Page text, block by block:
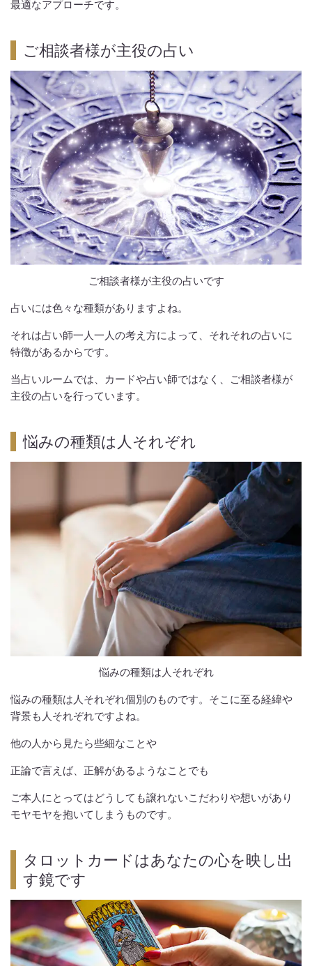
最適なアプローチです。
ご相談者様が主役の占い
ご相談者様が主役の占いです
占いには色々な種類がありますよね。
それは占い師一人一人の考え方によって、それそれの占いに
特徴があるからです。
当占いルームでは、カードや占い師ではなく、ご相談者様が
主役の占いを行っています。
悩みの種類は人それぞれ
悩みの種類は人それぞれ
悩みの種類は人それぞれ個別のものです。そこに至る経緯や
背景も人それぞれですよね。
他の人から見たら些細なことや
正論で言えば、正解があるようなことでも
ご本人にとってはどうしても譲れないこだわりや想いがあり
モヤモヤを抱いてしまうものです。
タロットカードはあなたの心を映し出
す鏡です